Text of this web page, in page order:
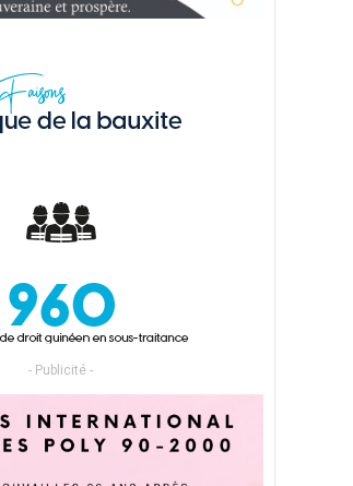
- Publicité -